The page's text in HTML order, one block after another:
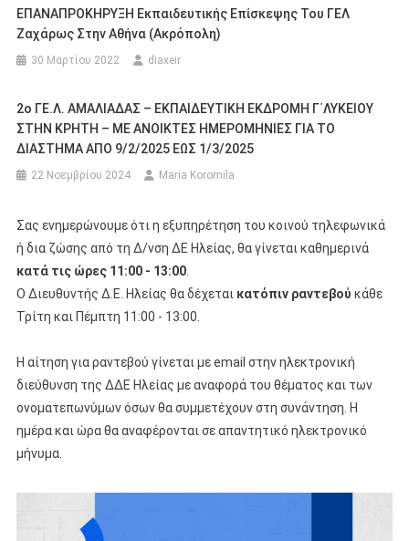
ΕΠΑΝΑΠΡΟΚΗΡΥΞΗ Εκπαιδευτικής Επίσκεψης Του ΓΕΛ
Ζαχάρως Στην Αθήνα (Ακρόπολη)
30 Μαρτίου 2022 diaxeir
2ο ΓΕ.Λ. ΑΜΑΛΙΑΔΑΣ – ΕΚΠΑΙΔΕΥΤΙΚΗ ΕΚΔΡΟΜΗ Γ΄ΛΥΚΕΙΟΥ
ΣΤΗΝ ΚΡΗΤΗ – ΜΕ ΑΝΟΙΚΤΕΣ ΗΜΕΡΟΜΗΝΙΕΣ ΓΙΑ ΤΟ
ΔΙΑΣΤΗΜΑ ΑΠΟ 9/2/2025 ΕΩΣ 1/3/2025
22 Νοεμβρίου 2024 Maria Koromila
Σας ενημερώνουμε ότι η εξυπηρέτηση του κοινού τηλεφωνικά
ή δια ζώσης από τη Δ/νση ΔΕ Ηλείας, θα γίνεται καθημερινά
κατά τις ώρες 11:00 - 13:00.
Ο Διευθυντής Δ.Ε. Ηλείας θα δέχεται κατόπιν ραντεβού κάθε
Τρίτη και Πέμπτη 11:00 - 13:00.
Η αίτηση για ραντεβού γίνεται με email στην ηλεκτρονική
διεύθυνση της ΔΔΕ Ηλείας με αναφορά του θέματος και των
ονοματεπωνύμων όσων θα συμμετέχουν στη συνάντηση. Η
ημέρα και ώρα θα αναφέρονται σε απαντητικό ηλεκτρονικό
μήνυμα.